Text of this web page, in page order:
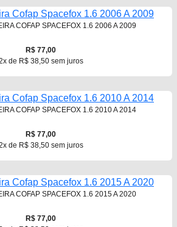
COFAP SPACEFOX 1.6 2006 A 2009
R$ 77,00
de R$ 38,50 sem juros
COFAP SPACEFOX 1.6 2010 A 2014
R$ 77,00
de R$ 38,50 sem juros
COFAP SPACEFOX 1.6 2015 A 2020
R$ 77,00